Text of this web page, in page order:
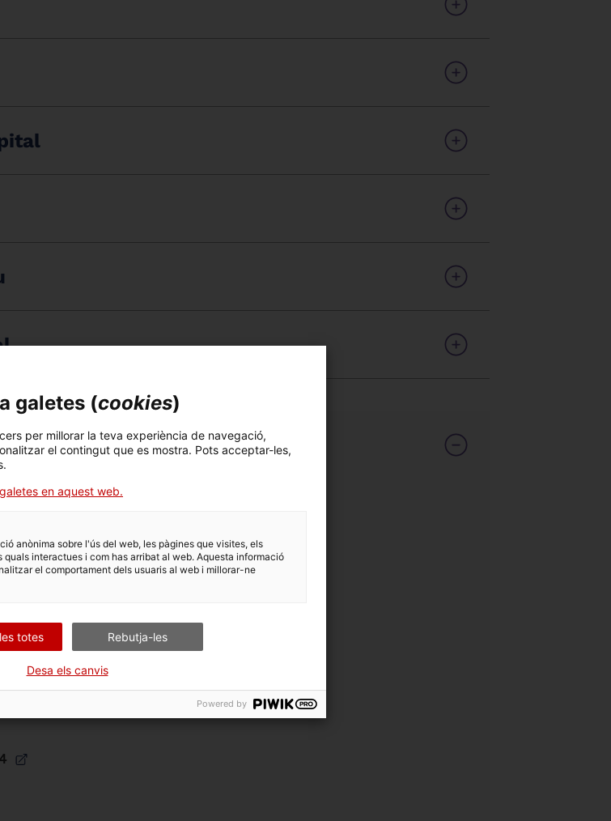
galetes (cookies)
per millorar la teva experiència de navegació,
el contingut que es mostra. Pots acceptar-les,
en aquest web.
anònima sobre l'ús del web, les pàgines que visites, els
quals interactues i com has arribat al web. Aquesta informació
el comportament dels usuaris al web i millorar-ne
totes Rebutja-les
Desa els canvis
Powered by